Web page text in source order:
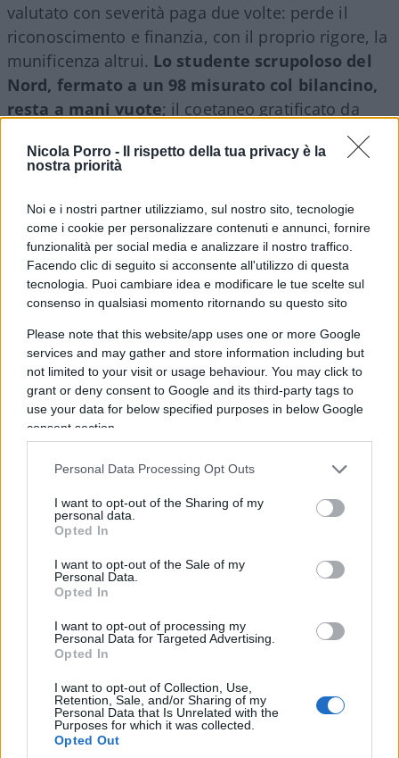
Nicola Porro -
Il rispetto della tua privacy è la
nostra priorità
Noi e i nostri partner utilizziamo, sul nostro sito, tecnologie
come i cookie per personalizzare contenuti e annunci, fornire
funzionalità per social media e analizzare il nostro traffico.
Facendo clic di seguito si acconsente all'utilizzo di questa
tecnologia. Puoi cambiare idea e modificare le tue scelte sul
consenso in qualsiasi momento ritornando su questo sito
Please note that this website/app uses one or more Google
services and may gather and store information including but
not limited to your visit or usage behaviour. You may click to
grant or deny consent to Google and its third-party tags to
use your data for below specified purposes in below Google
consent section.
Personal Data Processing Opt Outs
I want to opt-out of the Sharing of my
personal data.
Opted In
I want to opt-out of the Sale of my
Personal Data.
Opted In
I want to opt-out of processing my
Personal Data for Targeted Advertising.
Opted In
I want to opt-out of Collection, Use,
Retention, Sale, and/or Sharing of my
Personal Data that Is Unrelated with the
Purposes for which it was collected.
Opted Out
valutato con severità paga due volte: perde il
riconoscimento e finanzia, con il proprio rigore, la
munificenza altrui. Lo studente scrupoloso del
Nord, fermato a un 98 misurato col bilancino,
resta a mani vuote; il coetaneo gratificato da
precedenze. E quei benefici non piovono dal cielo:
vantaggio immeritato di uno diventa il diritto
negato di un altro. La meritocrazia, invocata come
totem, viene capovolta nel suo contrario:premia
la larghezza del giudicante e non la
competenza del giudicato.
Non è una tenzone tra Nord e Sud, ma tra lo Stato
e se stesso. Finché il voto misurerà la clemenza
della commissione e non il sapere del ragazzo,
forma, vacua nella sostanza. E ogni “todos
caballeros” pronunciato in aula sarà una
promessa tradita a chi ha studiato davvero.